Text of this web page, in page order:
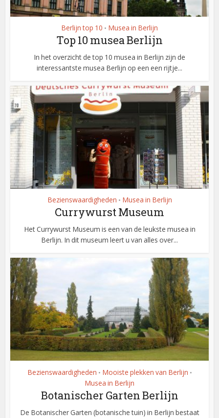
Berlijn top 10 • Musea in Berlijn
Top 10 musea Berlijn
In het overzicht de top 10 musea in Berlijn zijn de
interessantste musea Berlijn op een een rijtje...
Bezienswaardigheden • Musea in Berlijn
Currywurst Museum
Het Currywurst Museum is een van de leukste musea in
Berlijn. In dit museum leert u van alles over...
Bezienswaardigheden • Mooiste plekken van Berlijn •
Musea in Berlijn
Botanischer Garten Berlijn
De Botanischer Garten (botanische tuin) in Berlijn bestaat